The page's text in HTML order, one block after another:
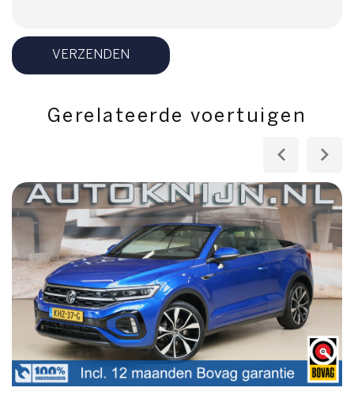
VERZENDEN
Gerelateerde voertuigen